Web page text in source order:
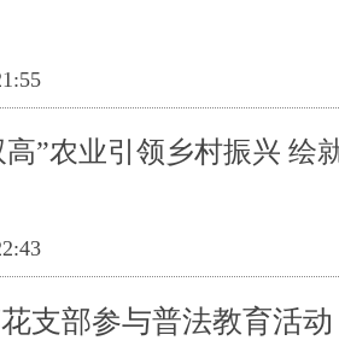
”农业引领乡村振兴 绘
支部参与普法教育活动